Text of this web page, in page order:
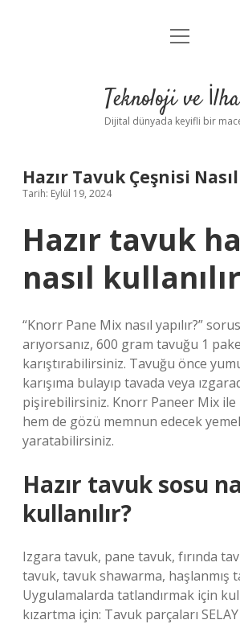
Anasayfa
Yasal Uyarı
menüyü
Teknoloji ve
Dijital dünyada keyifli bir
Hazır Tavuk Çeşnisi
Tarih: Eylül 19, 2024
Hazır tavuk
nasıl
“Knorr Pane Mix nasıl yapılır?”
arıyorsanız, 600 gram tavuğu 1
karıştırabilirsiniz. Tavuğu önce
karışıma bulayıp tavada veya
pişirebilirsiniz. Knorr Paneer Mix ile
hem de gözü memnun edecek
yaratabilirsiniz.
Hazır tavuk sosu
kullanılır?
Izgara tavuk, pane tavuk, fırında
tavuk, tavuk shawarma, haşlanmış
Uygulamalarda tatlandırmak için
kızartma için: Tavuk parçaları